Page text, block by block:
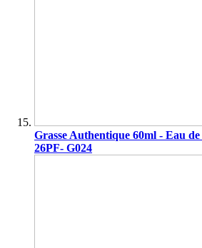
Grasse Authentique 60ml - Eau
26PF- G024